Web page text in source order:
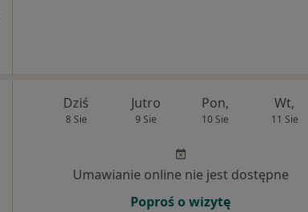
Dziś
8 Sie
Jutro
9 Sie
Pon,
10 Sie
Wt,
11 Sie
Umawianie online nie jest dostępne
Poproś o wizytę